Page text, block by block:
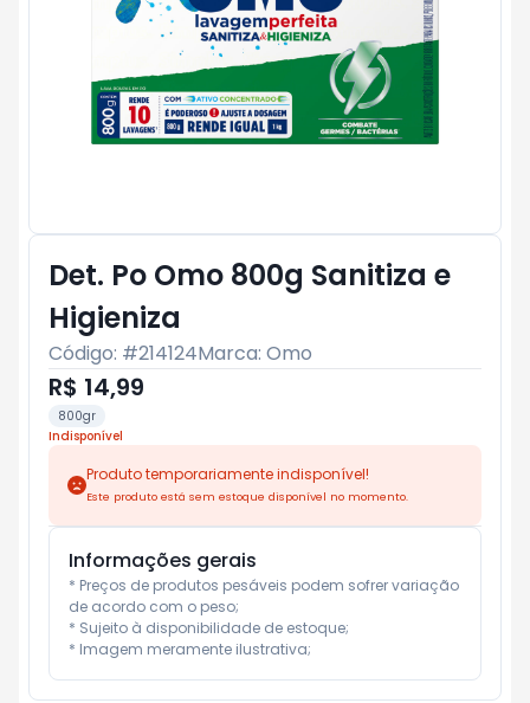
Det. Po Omo 800g Sanitiza e
Higieniza
Código: #214124Marca: Omo
R$ 14,99
800gr
Indisponível
Produto temporariamente indisponível!
Este produto está sem estoque disponível no momento.
Informações gerais
* Preços de produtos pesáveis podem sofrer variação
de acordo com o peso;
* Sujeito à disponibilidade de estoque;
* Imagem meramente ilustrativa;